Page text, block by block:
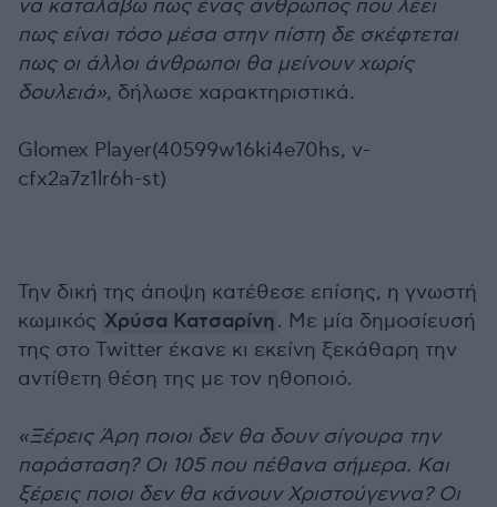
να καταλάβω πως ένας άνθρωπος που λέει
πως είναι τόσο μέσα στην πίστη δε σκέφτεται
πως οι άλλοι άνθρωποι θα μείνουν χωρίς
δουλειά», δήλωσε χαρακτηριστικά.
Glomex Player(40599w16ki4e70hs, v-
cfx2a7z1lr6h-st)
Την δική της άποψη κατέθεσε επίσης, η γνωστή
κωμικός Χρύσα Κατσαρίνη. Με μία δημοσίευσή
της στο Twitter έκανε κι εκείνη ξεκάθαρη την
αντίθετη θέση της με τον ηθοποιό.
«Ξέρεις Άρη ποιοι δεν θα δουν σίγουρα την
παράσταση? Οι 105 που πέθανα σήμερα. Και
ξέρεις ποιοι δεν θα κάνουν Χριστούγεννα? Οι